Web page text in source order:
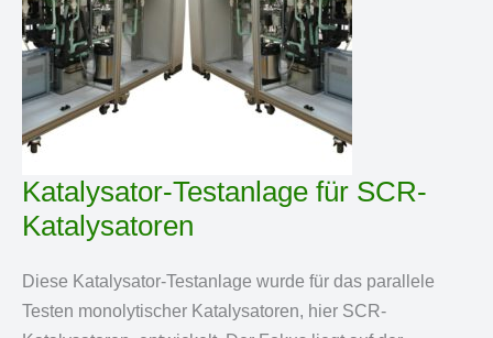
Katalysator-Testanlage für SCR-
Katalysatoren
Diese Katalysator-Testanlage wurde für das parallele
Testen monolytischer Katalysatoren, hier SCR-